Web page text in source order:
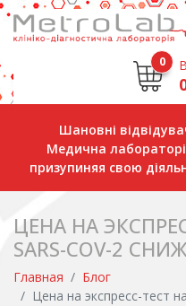
0
Шановні
Медична
призупиняя свою
ЦЕНА НА
SARS-COV-2
Главная
Блог
Цена на экспресс-тест